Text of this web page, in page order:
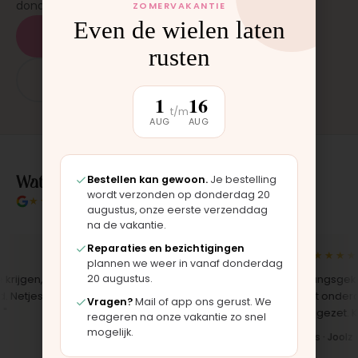
donderdag en zaterdag, op afspraak.
Plan een afspraak
Wat klanten over ons zeggen
★★★★★ 4.9/5 klantbeoordeling
★★★★★
"Bekleding zelf vervangen met de
set, zag er meteen weer als nieuw
uit. Duidelijk origineel spul."
Iris · Bugaboo bekleding
★★★★★
het
opgezet.
Bas · Joolz
ZOMERVAKANTIE
Even de wielen laten
rusten
1
AUG
t/m16
AUG
Bestellen kan gewoon. Je bestelling
wordt verzonden op donderdag 20
augustus, onze eerste verzenddag
na de vakantie.
Reparaties en bezichtigingen
plannen we weer in vanaf donderdag
20 augustus.
Vragen?Mail of app ons gerust. We
reageren na onze vakantie zo snel
mogelijk.